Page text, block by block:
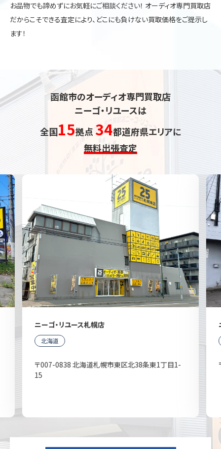
お品物でも諦めずにお気軽にご相談ください！ オーディオ専門買取店
だからこそできる査定により、どこにも負けない買取価格をご提示し
ます！
函館市のオーディオ専門買取店
ニーゴ・リユースは
全国15拠点 34都道府県エリアに
無料出張査定
ニーゴ・リユース札幌店
北海道
〒007-0838 北海道札幌市東区北38条東1丁目1-
15